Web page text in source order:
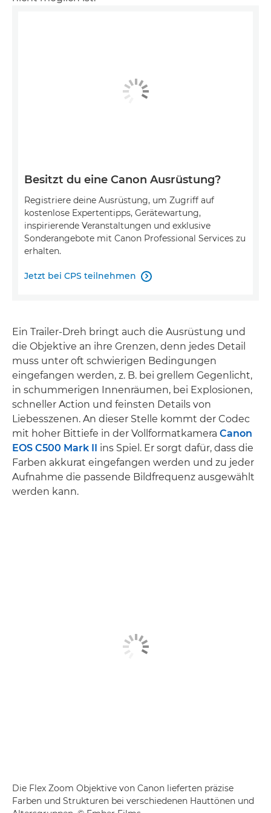
Besitzt du eine Canon Ausrüstung?
Registriere deine Ausrüstung, um Zugriff auf
kostenlose Expertentipps, Gerätewartung,
inspirierende Veranstaltungen und exklusive
Sonderangebote mit Canon Professional Services zu
erhalten.
Jetzt bei CPS teilnehmen 
Ein Trailer-Dreh bringt auch die Ausrüstung und
die Objektive an ihre Grenzen, denn jedes Detail
muss unter oft schwierigen Bedingungen
eingefangen werden, z. B. bei grellem Gegenlicht,
in schummerigen Innenräumen, bei Explosionen,
schneller Action und feinsten Details von
Liebesszenen. An dieser Stelle kommt der Codec
mit hoher Bittiefe in der Vollformatkamera Canon
EOS C500 Mark II
ins Spiel. Er sorgt dafür, dass die
Farben akkurat eingefangen werden und zu jeder
Aufnahme die passende Bildfrequenz ausgewählt
werden kann.
Die Flex Zoom Objektive von Canon lieferten präzise
Farben und Strukturen bei verschiedenen Hauttönen und